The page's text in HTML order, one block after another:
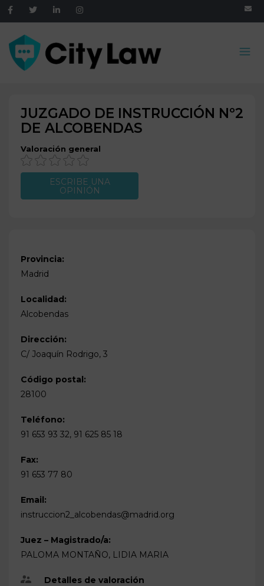
JUZGADO DE INSTRUCCIÓN Nº2
DE ALCOBENDAS
Valoración general
ESCRIBE UNA
OPINIÓN
Provincia:
Madrid
Localidad:
Alcobendas
Dirección:
C/ Joaquín Rodrigo, 3
Código postal:
28100
Teléfono:
91 653 93 32, 91 625 85 18
Fax:
91 653 77 80
Email:
instruccion2_alcobendas@madrid.org
Juez – Magistrado/a:
PALOMA MONTAÑO, LIDIA MARIA
Detalles de valoración